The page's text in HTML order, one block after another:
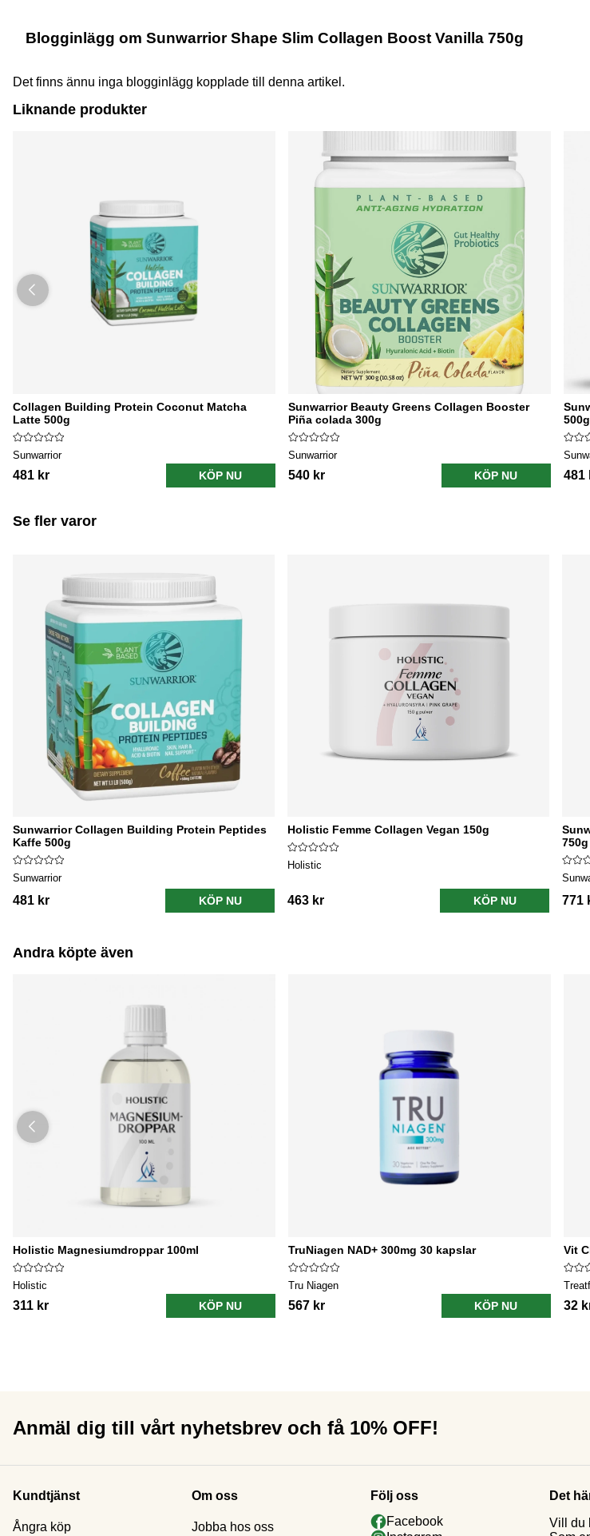
Blogginlägg om Sunwarrior Shape Slim Collagen Boost Vanilla 750g
Det finns ännu inga blogginlägg kopplade till denna artikel.
Liknande produkter
Collagen Building Protein Coconut Matcha
Latte 500g
Sunwarrior
481 kr KÖP NU
Sunwarrior Beauty Greens Collagen Booster
Piña colada 300g
Sunwarrior
540 kr KÖP NU
500g
481
Se fler varor
Sunwarrior Collagen Building Protein Peptides
Kaffe 500g
Sunwarrior
481 kr KÖP NU
Holistic Femme Collagen Vegan 150g
Holistic
463 kr KÖP NU
750g
771
Andra köpte även
Holistic Magnesiumdroppar 100ml
Holistic
311 kr KÖP NU
TruNiagen NAD+ 300mg 30 kapslar
Tru Niagen
567 kr KÖP NU
Vit
32
Anmäl dig till vårt nyhetsbrev och få 10% OFF!
Kundtjänst
Ångra köp
Om oss
Jobba hos oss
Följ oss
Facebook
Det
Vill du